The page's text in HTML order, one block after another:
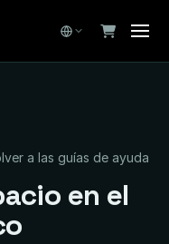
a las guías de ayuda
en el